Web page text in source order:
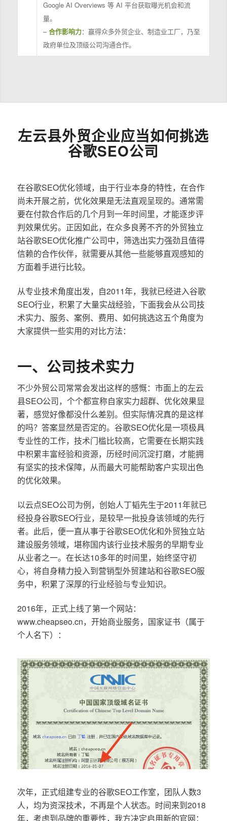
Google AI Overviews 等 AI 平台获取曝光机会和流
量。
–合作影响力：赢得众多外贸企业、制造业工厂，乃至
政府单位及顶级公司沟通合作。
左云县外贸企业应当如何挑选
谷歌SEO公司
在谷歌SEO优化领域，由于行业本身的特性，在合作
尚未开展之前，优化效果是无法直观呈现的。通常需
要在付款合作后的几个月到一年时间里，才能逐步评
判效果优劣。正因如此，在众多良莠不齐的外贸独立
站谷歌SEO优化推广公司中，筛选出实力强劲且值得
信赖的合作伙伴，就需要从其他一些能够直观感知的
方面着手进行比较。
从专业技术角度出发，自2011年，我就已经进入谷歌
SEO行业，积累了大量实战经验，下面我会从公司技
术实力、服务、案例、费用、如何挑选这五个角度为
大家提供一些实用的对比方法：
一、公司技术实力
不少外贸公司常常会发出这样的感慨：市面上的左云
县SEO公司，个个都宣称自家实力超群、优化效果显
著，感觉好像都没什么差别。但实际情况真的是这样
的吗？答案显然是否定的。谷歌SEO优化是一项极具
专业性的工作，技术门槛比较高，它需要在长期实践
中积累丰富经验和资源，历经时间沉淀打磨，才能拥
有坚实的技术保障，从而最大可能帮助客户实现出色
的优化效果。
以云点SEO公司为例，创始人丁韬先生于2011年就已
经投身谷歌SEO行业，是较早一批投身该领域的先行
者。此后，便一直从事于谷歌SEO优化和外贸独立站
建设服务领域，堪称国内该行业技术服务的早期专业
从业者之一。在长达10多年的时间里，始终坚守初
心，将自身精力投入到营销型外贸建站和谷歌SEO服
务中，积累了深厚的行业经验与专业知识。
2016年，正式上线了第一个网站：
www.cheapseo.cn，开始商业服务，国家证书（属于
个人名下）：
次年，正式组建专业的谷歌SEO工作室，团队人数3
人，均为资深技术，不再是个人状态。时间来到2018
年，考虑到品牌的重要性，我方决定启用新的官网：